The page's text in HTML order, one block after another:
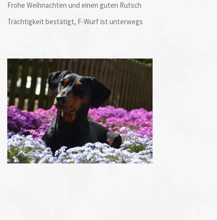
Frohe Weihnachten und einen guten Rutsch
Trächtigkeit bestätigt, F-Wurf ist unterwegs